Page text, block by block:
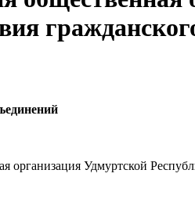
организация Удмуртской